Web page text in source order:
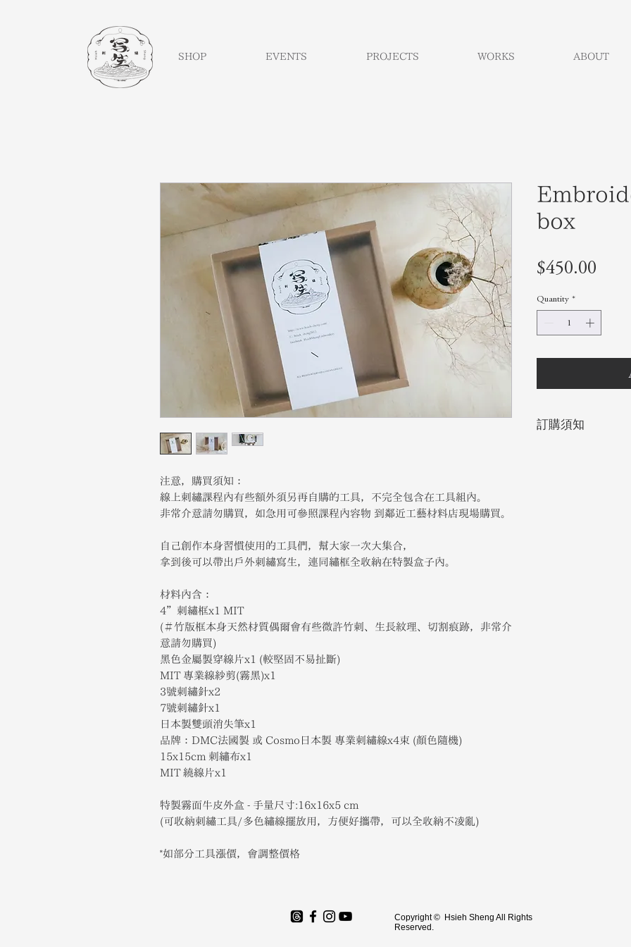
SHOP EVENTS PROJECTS WORKS ABOUT
注意，購買須知：
線上刺繡課程內有些額外須另再自購的工具，不完全包含在工具組內。
非常介意請勿購買，如急用可參照課程內容物 到鄰近工藝材料店現場購買。
自己創作本身習慣使用的工具們，幫大家一次大集合，
拿到後可以帶出戶外刺繡寫生，連同繡框全收納在特製盒子內。
材料內含：
4”刺繡框x1 MIT
(＃竹版框本身天然材質偶爾會有些微許竹刺、生長紋理、切割痕跡，非常介
意請勿購買)
黑色金屬製穿線片x1 (較堅固不易扯斷)
MIT 專業線紗剪(霧黑)x1
3號刺繡針x2
7號刺繡針x1
日本製雙頭消失筆x1
品牌：DMC法國製 或 Cosmo日本製 專業刺繡線x4束 (顏色隨機)
15x15cm 刺繡布x1
MIT 繞線片x1
特製霧面牛皮外盒 - 手量尺寸:16x16x5 cm
(可收納刺繡工具/多色繡線擺放用，方便好攜帶，可以全收納不凌亂)
*如部分工具漲價，會調整價格
box
$450.00
Quantity *
訂購須知
Copyright © Hsieh Sheng All Rights
Reserved.